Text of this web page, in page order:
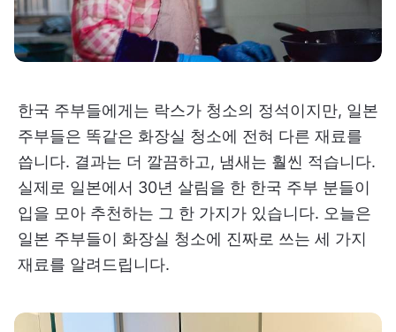
한국 주부들에게는 락스가 청소의 정석이지만, 일본
주부들은 똑같은 화장실 청소에 전혀 다른 재료를
씁니다. 결과는 더 깔끔하고, 냄새는 훨씬 적습니다.
실제로 일본에서 30년 살림을 한 한국 주부 분들이
입을 모아 추천하는 그 한 가지가 있습니다. 오늘은
일본 주부들이 화장실 청소에 진짜로 쓰는 세 가지
재료를 알려드립니다.